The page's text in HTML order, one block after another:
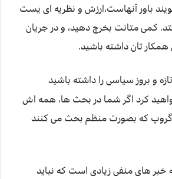
باور آنهاست،ارزش و نظریه ای یست
کمی متانت بخرچ دهید، و در جریان
تان داشته باشید.
کرد اگر شما در بحث ها، همه اش
گروپ که بصورت منظم بحث می کنند
خبر های منفی زیادی است که نباید